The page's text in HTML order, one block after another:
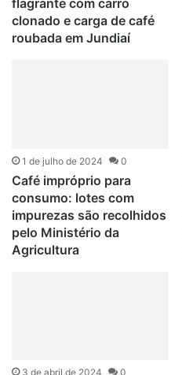
clonado e carga de café
roubada em Jundiaí
1 de julho de 2024 0
Café impróprio para
consumo: lotes com
impurezas são recolhidos
pelo Ministério da
Agricultura
3 de abril de 2024 0